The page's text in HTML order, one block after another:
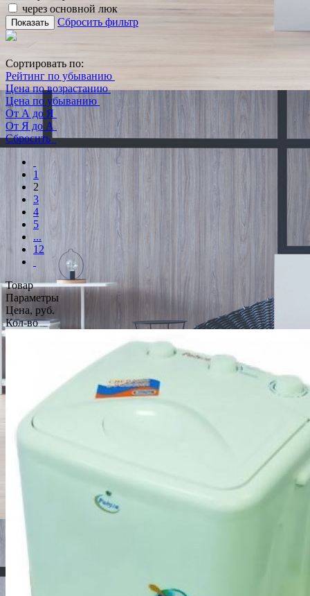
через основной люк
Показать Сбросить фильтр
Сортировать по:
Рейтинг по убыванию
Цена по возрастанию
Цена по убыванию
От А до Я
От Я до А
Сбросить
1
2
3
4
5
...
12
Товар
Параметры
Цена, руб.
Кол-во